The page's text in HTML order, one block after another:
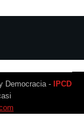
Democracia -
IPCD